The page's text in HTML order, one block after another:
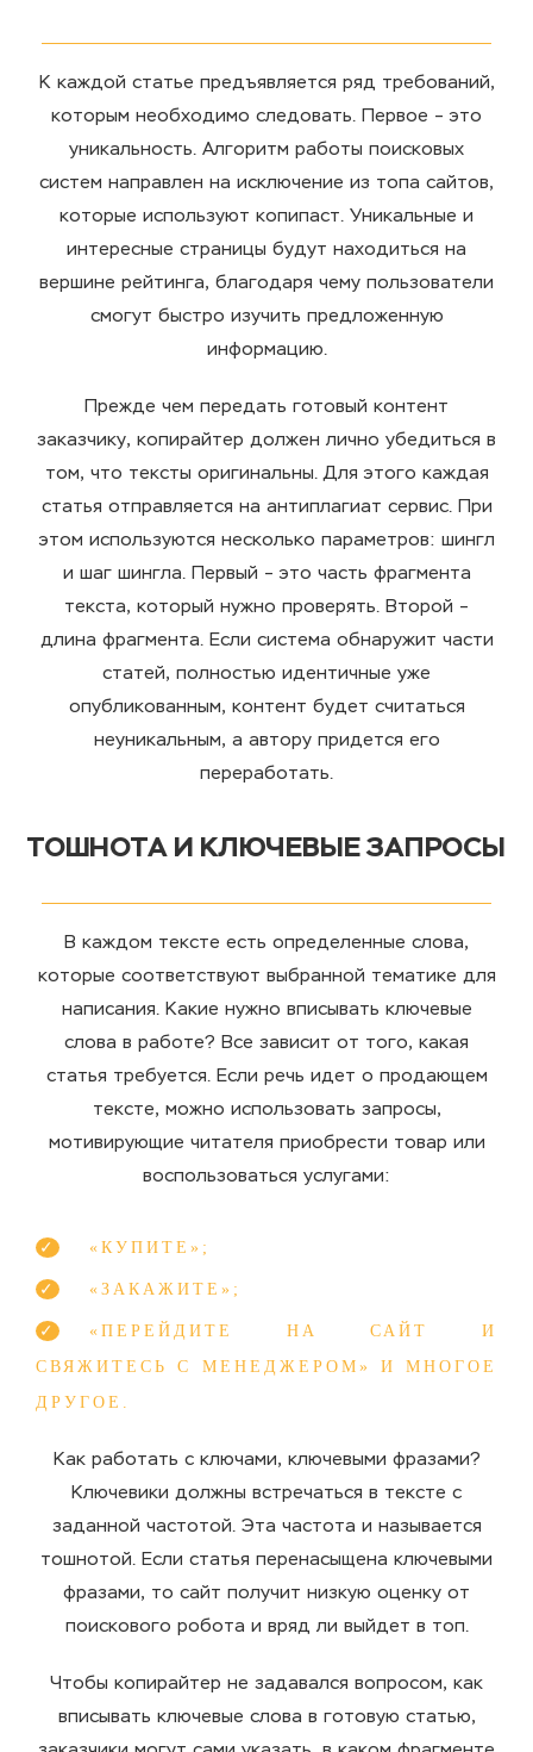
К каждой статье предъявляется ряд требований,
которым необходимо следовать. Первое – это
уникальность. Алгоритм работы поисковых
систем направлен на исключение из топа сайтов,
которые используют копипаст. Уникальные и
интересные страницы будут находиться на
вершине рейтинга, благодаря чему пользователи
смогут быстро изучить предложенную
информацию.
Прежде чем передать готовый контент
заказчику, копирайтер должен лично убедиться в
том, что тексты оригинальны. Для этого каждая
статья отправляется на антиплагиат сервис. При
этом используются несколько параметров: шингл
и шаг шингла. Первый – это часть фрагмента
текста, который нужно проверять. Второй –
длина фрагмента. Если система обнаружит части
статей, полностью идентичные уже
опубликованным, контент будет считаться
неуникальным, а автору придется его
переработать.
ТОШНОТА И КЛЮЧЕВЫЕ ЗАПРОСЫ
В каждом тексте есть определенные слова,
которые соответствуют выбранной тематике для
написания. Какие нужно вписывать ключевые
слова в работе? Все зависит от того, какая
статья требуется. Если речь идет о продающем
тексте, можно использовать запросы,
мотивирующие читателя приобрести товар или
воспользоваться услугами:
«КУПИТЕ»;
«ЗАКАЖИТЕ»;
«ПЕРЕЙДИТЕ НА САЙТ И
СВЯЖИТЕСЬ С МЕНЕДЖЕРОМ» И МНОГОЕ
ДРУГОЕ.
Как работать с ключами, ключевыми фразами?
Ключевики должны встречаться в тексте с
заданной частотой. Эта частота и называется
тошнотой. Если статья перенасыщена ключевыми
фразами, то сайт получит низкую оценку от
поискового робота и вряд ли выйдет в топ.
Чтобы копирайтер не задавался вопросом, как
вписывать ключевые слова в готовую статью,